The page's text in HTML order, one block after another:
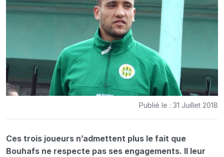
Publié le : 31 Juillet 2018
Ces trois joueurs n’admettent plus le fait que
Bouhafs ne respecte pas ses engagements. Il leur